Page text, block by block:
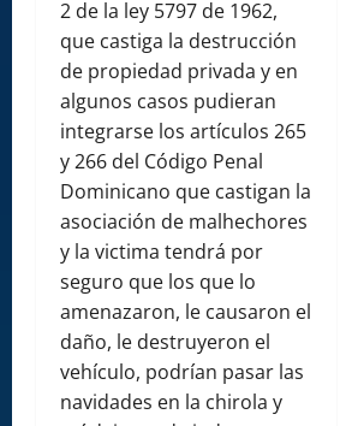
2 de la ley 5797 de 1962,
que castiga la destrucción
de propiedad privada y en
algunos casos pudieran
integrarse los artículos 265
y 266 del Código Penal
Dominicano que castigan la
asociación de malhechores
y la victima tendrá por
seguro que los que lo
amenazaron, le causaron el
daño, le destruyeron el
vehículo, podrían pasar las
navidades en la chirola y